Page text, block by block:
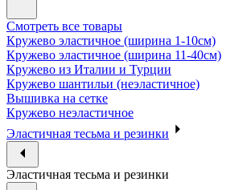
Смотреть все товары
Кружево эластичное (ширина 1-10см)
Кружево эластичное (ширина 11-40см)
Кружево из Италии и Турции
Кружево шантильи (неэластичное)
Вышивка на сетке
Кружево неэластичное
Эластичная тесьма и резинки
Эластичная тесьма и резинки